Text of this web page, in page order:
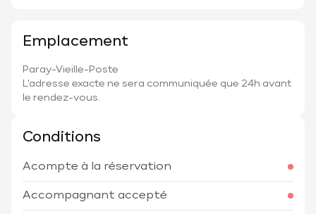
Emplacement
Paray-Vieille-Poste
L'adresse exacte ne sera communiquée que 24h avant
le rendez-vous.
Conditions
Acompte à la réservation
Accompagnant accepté